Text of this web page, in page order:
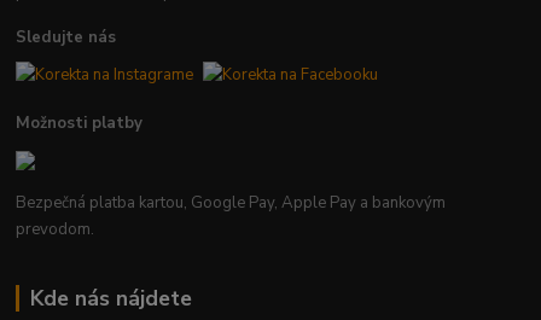
Sledujte nás
Možnosti platby
Bezpečná platba kartou, Google Pay, Apple Pay a bankovým
prevodom.
Kde nás nájdete